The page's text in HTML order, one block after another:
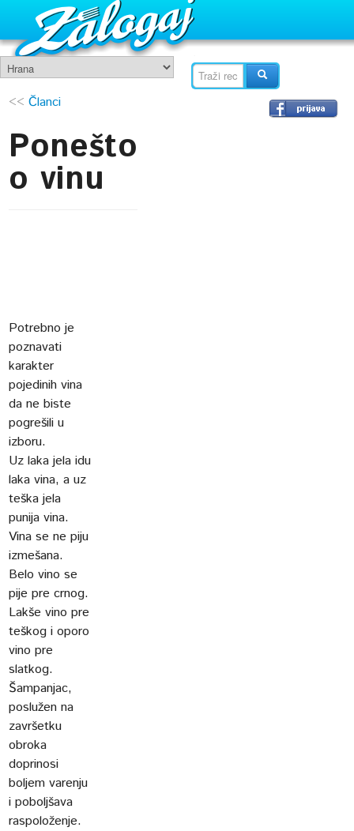
<<Članci
Ponešto
o vinu
Potrebno je
poznavati
karakter
pojedinih vina
da ne biste
pogrešili u
izboru.
Uz laka jela idu
laka vina, a uz
teška jela
punija vina.
Vina se ne piju
izmešana.
Belo vino se
pije pre crnog.
Lakše vino pre
teškog i oporo
vino pre
slatkog.
Šampanjac,
poslužen na
završetku
obroka
doprinosi
boljem varenju
i poboljšava
raspoloženje.